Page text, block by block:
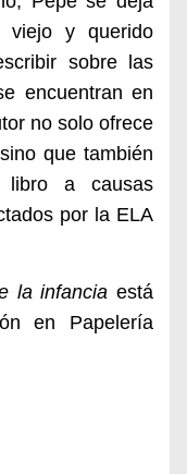
y querido
sobre las
encuentran en
no solo ofrece
que también
libro a causas
por la ELA
la infancia está
en Papelería